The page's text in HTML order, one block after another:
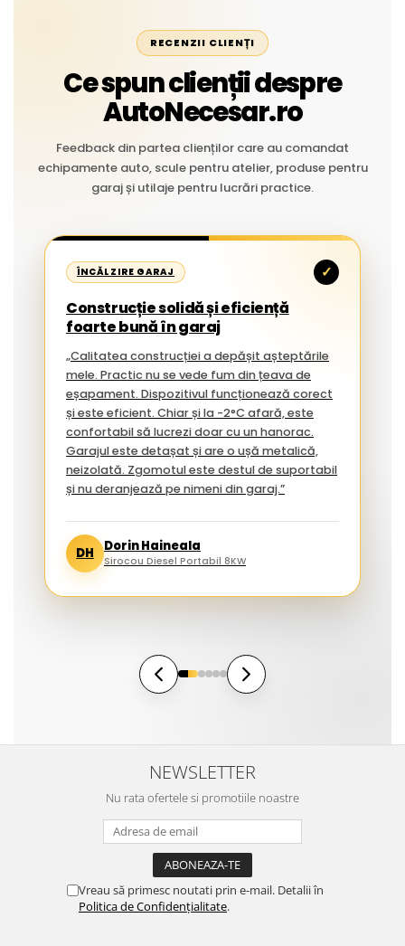
RECENZII CLIENȚI
Ce spun clienții despre
AutoNecesar.ro
Feedback din partea clienților care au comandat
echipamente auto, scule pentru atelier, produse pentru
garaj și utilaje pentru lucrări practice.
ÎNCĂLZIRE GARAJ ✓
Construcție solidă și eficiență
foarte bună în garaj
„Calitatea construcției a depășit așteptările
mele. Practic nu se vede fum din țeava de
eșapament. Dispozitivul funcționează corect
și este eficient. Chiar și la -2°C afară, este
confortabil să lucrezi doar cu un hanorac.
Garajul este detașat și are o ușă metalică,
neizolată. Zgomotul este destul de suportabil
și nu deranjează pe nimeni din garaj.”
DH Dorin Haineala
Sirocou Diesel Portabil 8KW
NEWSLETTER
Nu rata ofertele si promotiile noastre
Vreau să primesc noutati prin e-mail. Detalii în
Politica de Confidențialitate.